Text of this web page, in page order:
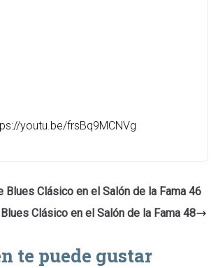
youtu.be/frsBq9MCNVg
Blues Clásico en el Salón de la Fama 46
Clásico en el Salón de la Fama 48
te puede gustar